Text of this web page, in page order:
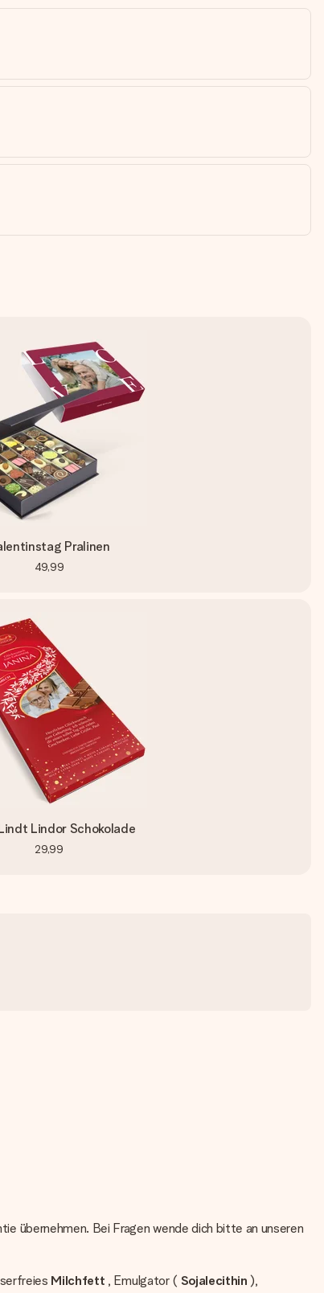
Pralinen
49,99
Lindor Schokolade
29,99
übernehmen. Bei Fragen wende dich bitte an unseren
Milchfett , Emulgator ( Sojalecithin ),